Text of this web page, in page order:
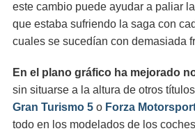
este cambio puede ayudar a paliar
que estaba sufriendo la saga con
cuales se sucedían con demasiada
En el plano gráfico ha mejorado
sin situarse a la altura de otros
Gran Turismo 5 o Forza
todo en los modelados de los